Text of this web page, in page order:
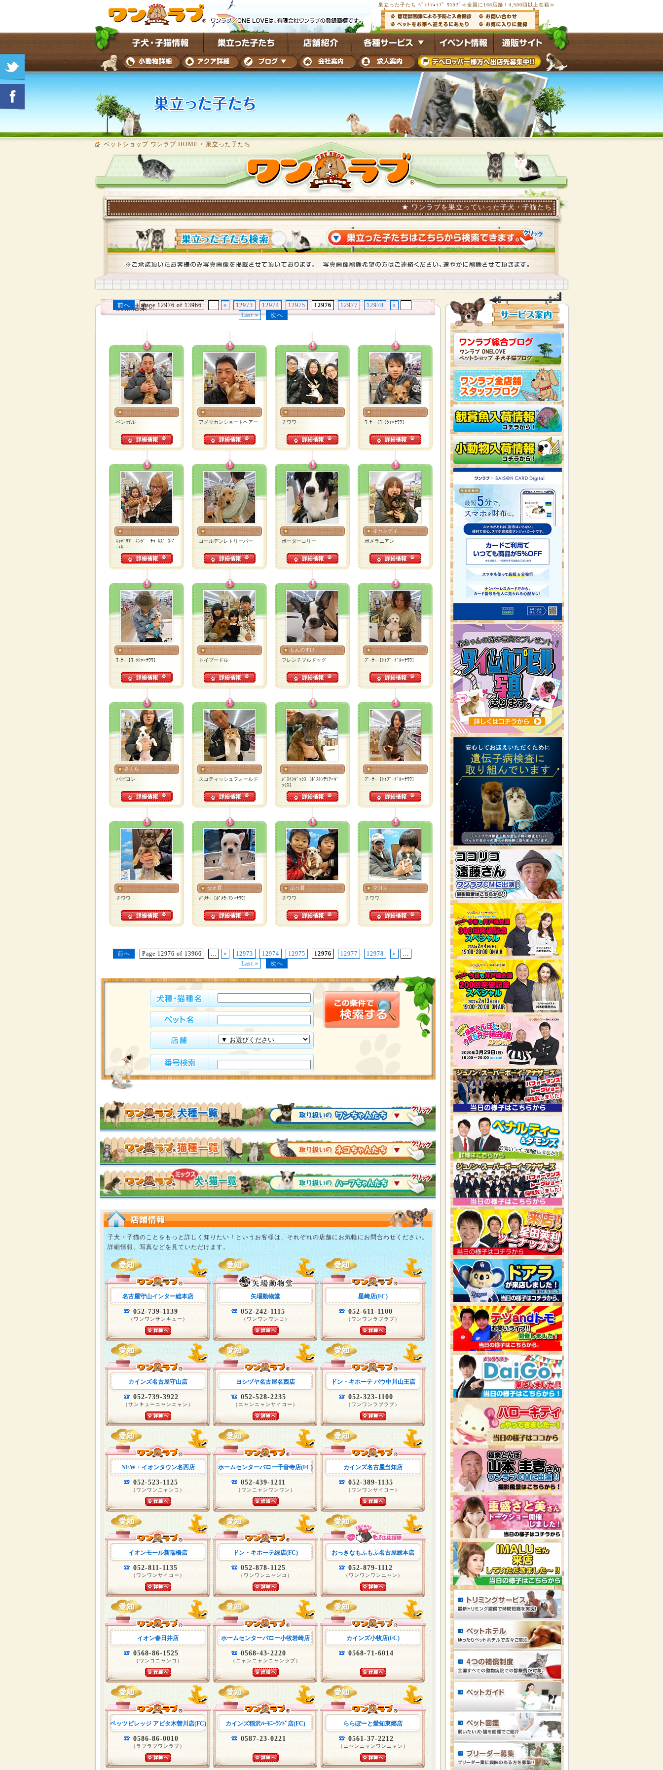
巣立った子たち ﾍﾟｯﾄｼｮｯﾌﾟ ﾜﾝﾗﾌﾞ≪全国に166店舗！4,500頭以上在籍≫
ペットショップ ワンラブ HOME > 巣立った子たち
★ ワンラブを巣立っていった子犬・子猫たちを写真画像で紹介します。
前へ Page 12976 of 13966 ... « 12973 12974 12975 12976 12977 12978 »
...
Last »
次へ
ベンガル アメリカンショートヘアー チワワ ﾖｰﾁｰ【ﾖｰｸｼｬ×ﾁﾜﾜ】
ｷｬﾊﾞﾘｱ・ｷﾝｸﾞ・ﾁｬｰﾙｽﾞ･ｽﾊﾟ
ﾆｴﾙ
ゴールデンレトリーバー ボーダーコリー
キャンディ
ポメラニアン
ﾖｰﾁｰ【ﾖｰｸｼｬ×ﾁﾜﾜ】 トイプードル
しんのすけ
フレンチブルドッグ
ﾌﾟｰﾁｰ【ﾄｲﾌﾟｰﾄﾞﾙ×ﾁﾜﾜ】
さくら
パピヨン
スコティッシュフォールド
ﾎﾞｽﾄﾝﾀﾞｯｸｽ【ﾎﾞｽﾄﾝﾃﾘｱ×ﾀﾞ
ｯｸｽ】
ﾌﾟｰﾁｰ【ﾄｲﾌﾟｰﾄﾞﾙ×ﾁﾜﾜ】
チワワ
セオ君
ﾎﾟﾒﾁｰ【ﾎﾟﾒﾗﾆｱﾝ×ﾁﾜﾜ】
ぷう君
チワワ
マロン
チワワ
前へ Page 12976 of 13966 ... « 12973 12974 12975 12976 12977 12978 »
...
Last »
次へ
子犬・子猫のことをもっと詳しく知りたい！というお客様は、それぞれの店舗にお気軽にお問合わせください。
詳細情報、写真などを見ていただけます。
名古屋守山インター総本店
052-739-1139
（ワンワンサンキュー）
矢場動物堂
052-242-1115
（ワンワンワンコ）
星崎店(FC)
052-611-1100
（ワンワンラブラブ）
カインズ名古屋守山店
052-739-3922
（サンキューニャンニャン）
ヨシヅヤ名古屋名西店
052-528-2235
（ニャンニャンサイコー）
ドン・キホーテ パウ中川山王店
052-323-1100
（ワンワンラブラブ）
NEW・イオンタウン名西店
052-523-1125
（ワンワンニャンコ）
ホームセンターバロー千音寺店(FC)
052-439-1211
（ワンニャンワンワン）
カインズ名古屋当知店
052-389-1135
（ワンワンサイコー）
イオンモール新瑞橋店
052-811-1135
（ワンワンサイコー）
ドン・キホーテ緑店(FC)
052-878-1125
（ワンワンニャンコ）
おっきなもふもふ名古屋総本店
052-879-1112
（ワンワンワンニャン）
イオン春日井店
0568-86-1525
（ワンコニャンコ）
ホームセンターバロー小牧岩崎店
0568-43-2220
（ニャンニャンニャンラブ）
カインズ小牧店(FC)
0568-71-6014
ペッツビレッジ アピタ木曽川店(FC)
0586-86-0010
（ラブラブワンラブ）
カインズ稲沢ﾊｰﾓﾆｰﾗﾝﾄﾞ店(FC)
0587-23-0221
ららぽーと愛知東郷店
0561-37-2212
（ニャンニャンワンニャン）